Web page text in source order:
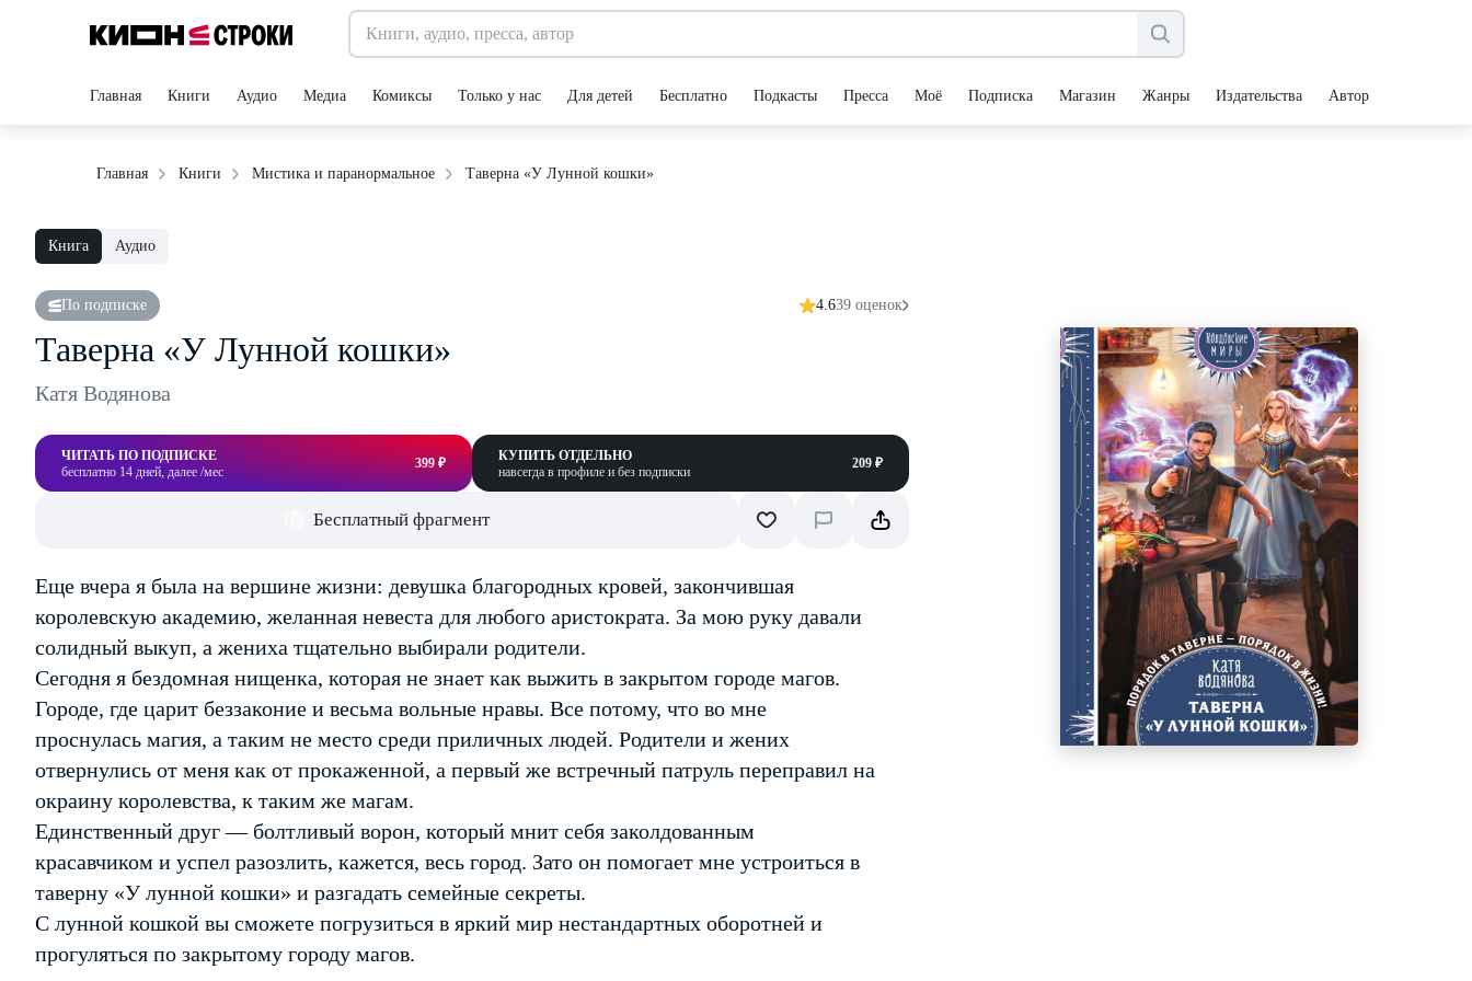
Главная Книги Аудио Медиа Комиксы Только у нас Для детей Бесплатно Подкасты Пресса Моё Подписка Магазин Жанры Издательства Авторы
Главная Книги Мистика и паранормальное Таверна «У Лунной кошки»
Книга Аудио
По подписке 4.639 оценок
Таверна «У Лунной кошки»
Катя Водянова
ЧИТАТЬ ПО ПОДПИСКЕ
бесплатно 14 дней, далее /мес
399 ₽
КУПИТЬ ОТДЕЛЬНО
навсегда в профиле и без подписки
209 ₽
Бесплатный фрагмент
Еще вчера я была на вершине жизни: девушка благородных кровей, закончившая
королевскую академию, желанная невеста для любого аристократа. За мою руку давали
солидный выкуп, а жениха тщательно выбирали родители.
Сегодня я бездомная нищенка, которая не знает как выжить в закрытом городе магов.
Городе, где царит беззаконие и весьма вольные нравы. Все потому, что во мне
проснулась магия, а таким не место среди приличных людей. Родители и жених
отвернулись от меня как от прокаженной, а первый же встречный патруль переправил на
окраину королевства, к таким же магам.
Единственный друг — болтливый ворон, который мнит себя заколдованным
красавчиком и успел разозлить, кажется, весь город. Зато он помогает мне устроиться в
таверну «У лунной кошки» и разгадать семейные секреты.
С лунной кошкой вы сможете погрузиться в яркий мир нестандартных оборотней и
прогуляться по закрытому городу магов.